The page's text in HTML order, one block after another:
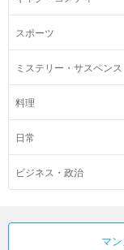
スポーツ
ミステリー・サスペンス
料理
日常
ビジネス・政治
マ